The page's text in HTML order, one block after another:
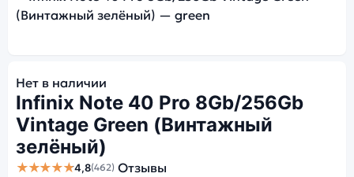
Нет в наличии
Infinix Note 40 Pro 8Gb/256Gb
Vintage Green (Винтажный
зелёный)
★★★★★4,8(462) Отзывы